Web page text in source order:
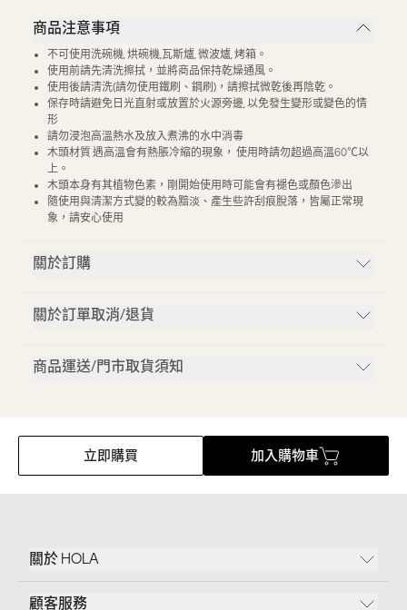
商品注意事項
不可使用洗碗機, 烘碗機,瓦斯爐, 微波爐, 烤箱。
使用前請先清洗擦拭，並將商品保持乾燥通風。
使用後請清洗(請勿使用鐵刷、鋼刷)，請擦拭微乾後再陰乾。
保存時請避免日光直射或放置於火源旁邊, 以免發生變形或變色的情
形
請勿浸泡高溫熱水及放入煮沸的水中消毒
木頭材質 遇高溫會有熱脹冷縮的現象， 使用時請勿超過高溫60℃以
上。
木頭本身有其植物色素，剛開始使用時可能會有褪色或顏色滲出
隨使用與清潔方式變的較為黯淡、產生些許刮痕脫落，皆屬正常現
象，請安心使用
關於訂購
關於訂單取消/退貨
商品運送/門市取貨須知
立即購買 加入購物車
關於 HOLA
顧客服務